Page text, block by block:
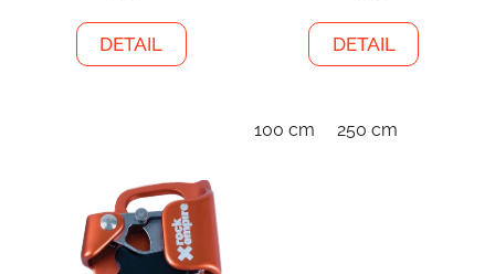
DETAIL DETAIL
100 cm 250 cm